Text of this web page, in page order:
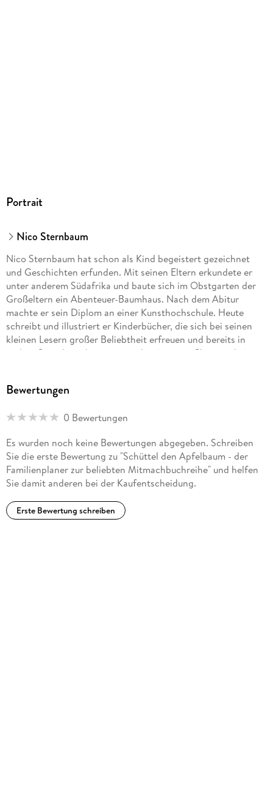
Portrait
Nico Sternbaum
Nico Sternbaum hat schon als Kind begeistert gezeichnet
und Geschichten erfunden. Mit seinen Eltern erkundete er
unter anderem Südafrika und baute sich im Obstgarten der
Großeltern ein Abenteuer-Baumhaus. Nach dem Abitur
machte er sein Diplom an einer Kunsthochschule. Heute
schreibt und illustriert er Kinderbücher, die sich bei seinen
kleinen Lesern großer Beliebtheit erfreuen und bereits in
andere Sprachen übersetzt wurden (u. a. ins Chinesische).
SPIEGEL-Bestsellerliste, und mehrere Titel wurden von der
Nico Sternbaum lebt in der Nähe von Limburg. Er liebt
Bewertungen
0 Bewertungen
Es wurden noch keine Bewertungen abgegeben. Schreiben
Sie die erste Bewertung zu "Schüttel den Apfelbaum - der
Familienplaner zur beliebten Mitmachbuchreihe" und helfen
Sie damit anderen bei der Kaufentscheidung.
Erste Bewertung schreiben